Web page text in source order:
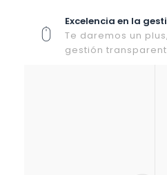
Excelencia en la
Te daremos un
gestión